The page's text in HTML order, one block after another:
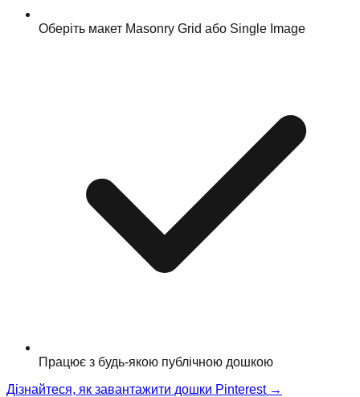
Оберіть макет Masonry Grid або Single Image
Працює з будь-якою публічною дошкою
Дізнайтеся, як завантажити дошки Pinterest→